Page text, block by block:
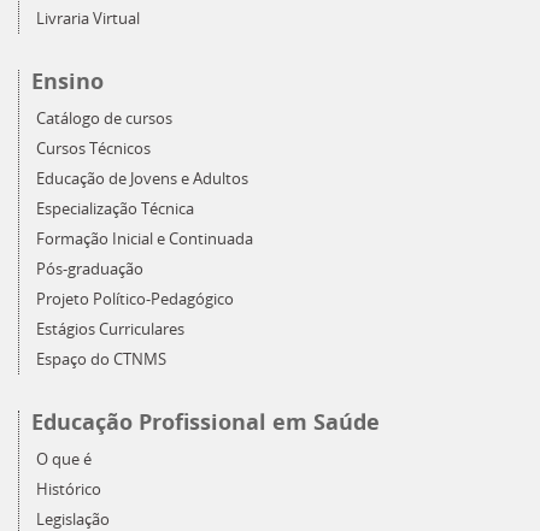
Livraria Virtual
Ensino
Catálogo de cursos
Cursos Técnicos
Educação de Jovens e Adultos
Especialização Técnica
Formação Inicial e Continuada
Pós-graduação
Projeto Político-Pedagógico
Estágios Curriculares
Espaço do CTNMS
Educação Profissional em Saúde
O que é
Histórico
Legislação